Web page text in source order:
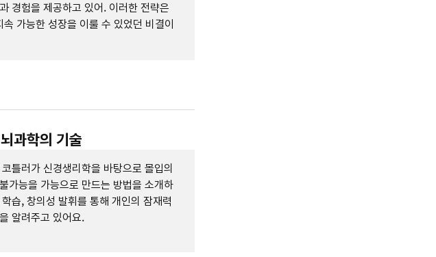
경험을 제공하고 있어. 이러한 전략은
가능한 성장을 이룰 수 있었던 비결이
과학의 기술
틀러가 신경생리학을 바탕으로 몰입의
가능을 가능으로 만드는 방법을 소개하
습, 창의성 발휘를 통해 개인의 잠재력
알려주고 있어요.